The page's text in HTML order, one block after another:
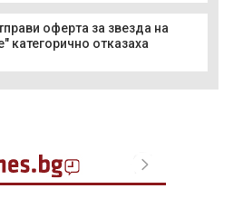
оферта за звезда на
категорично отказаха